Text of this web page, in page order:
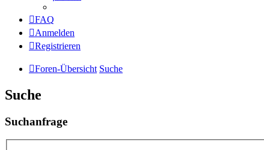
FAQ
Anmelden
Registrieren
Foren-Übersicht Suche
Suche
Suchanfrage